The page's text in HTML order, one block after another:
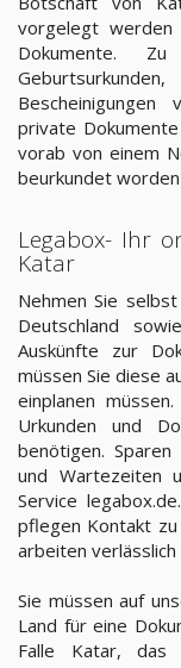
vorgelegt werden
Dokumente.
private
vorab von einem
beurkundet worden
Legabox- Ihr
Katar
Nehmen Sie
Deutschland
Auskünfte zur
müssen Sie diese
einplanen
Urkunden und
benötigen.
und Wartezeiten
Service
pflegen Kontakt
arbeiten verlässlich
Sie müssen auf
Land für eine
Falle Katar, das